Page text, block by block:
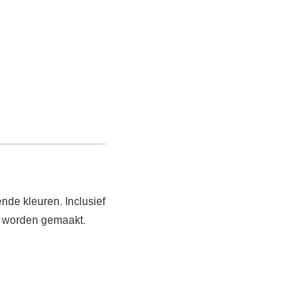
kleuren. Inclusief
gemaakt.